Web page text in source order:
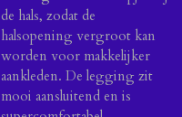
de hals, zodat de
halsopening vergroot kan
worden voor makkelijker
aankleden. De legging zit
mooi aansluitend en is